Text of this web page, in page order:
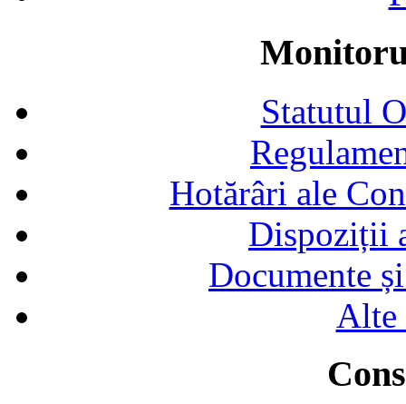
Statutul
Hotărâri ale
Dispoziții
Documente
Alte